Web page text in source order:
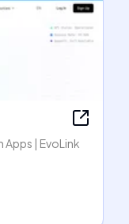
| EvoLink